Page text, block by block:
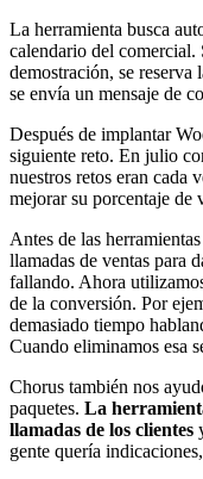
La herramienta busca
calendario del comercial.
demostración, se
se envía un mensaje de
Después de implantar
siguiente reto. En julio
nuestros retos eran cada
mejorar su porcentaje de
Antes de las
llamadas de ventas para
fallando. Ahora
de la conversión. Por
demasiado tiempo
Cuando eliminamos esa
Chorus también nos
paquetes. La
llamadas de los clientes
gente quería